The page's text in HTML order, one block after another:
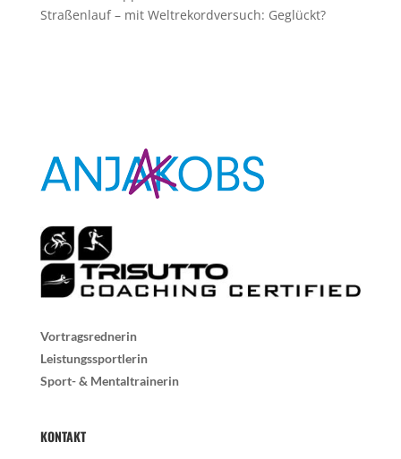
Straßenlauf – mit Weltrekordversuch: Geglückt?
Vortragsrednerin
Leistungssportlerin
Sport- & Mentaltrainerin
KONTAKT